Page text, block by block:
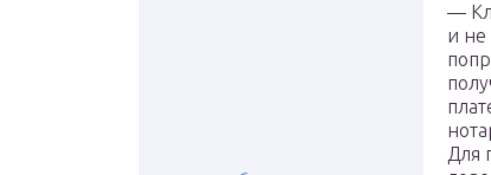
—
и не
Для